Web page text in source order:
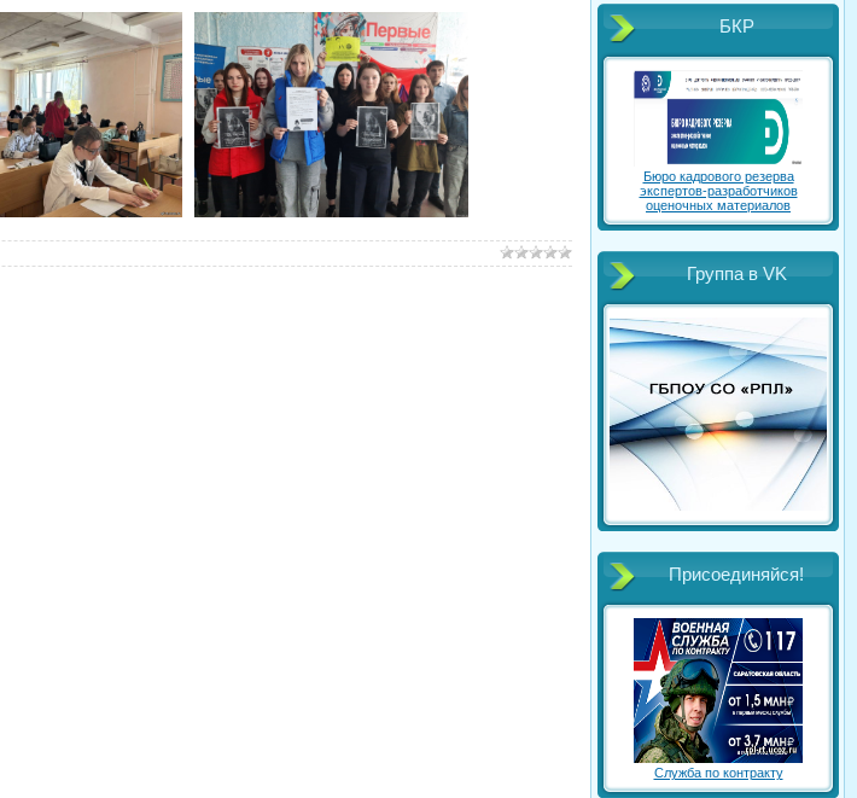
БКР
Бюро кадрового резерва
экспертов-разработчиков
оценочных материалов
Группа в VK
Присоединяйся!
Служба по контракту